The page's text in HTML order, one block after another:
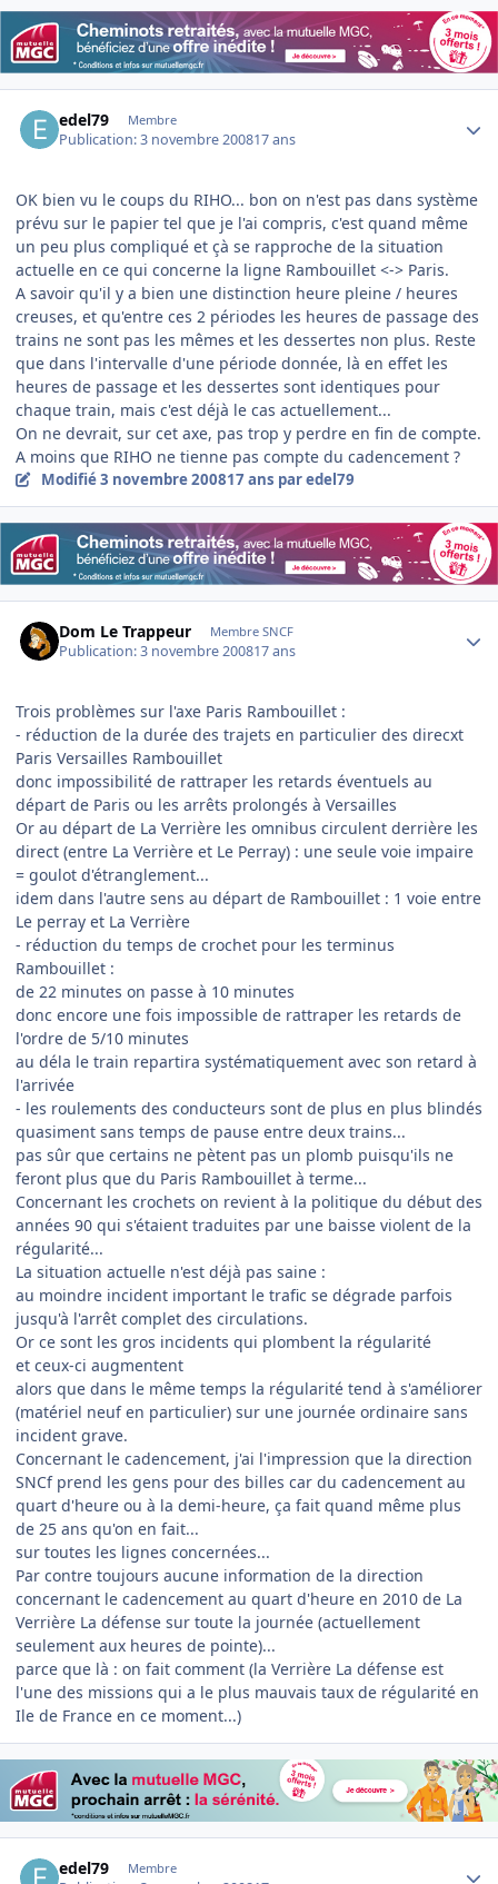
edel79 Membre
Publication:3 novembre 200817 ans
OK bien vu le coups du RIHO... bon on n'est pas dans système
prévu sur le papier tel que je l'ai compris, c'est quand même
un peu plus compliqué et çà se rapproche de la situation
actuelle en ce qui concerne la ligne Rambouillet <-> Paris.
A savoir qu'il y a bien une distinction heure pleine / heures
creuses, et qu'entre ces 2 périodes les heures de passage des
trains ne sont pas les mêmes et les dessertes non plus. Reste
que dans l'intervalle d'une période donnée, là en effet les
heures de passage et les dessertes sont identiques pour
chaque train, mais c'est déjà le cas actuellement...
On ne devrait, sur cet axe, pas trop y perdre en fin de compte.
A moins que RIHO ne tienne pas compte du cadencement ?
Modifié3 novembre 200817 ans par edel79
Dom Le Trappeur Membre SNCF
Publication:3 novembre 200817 ans
Trois problèmes sur l'axe Paris Rambouillet :
- réduction de la durée des trajets en particulier des direcxt
Paris Versailles Rambouillet
donc impossibilité de rattraper les retards éventuels au
départ de Paris ou les arrêts prolongés à Versailles
Or au départ de La Verrière les omnibus circulent derrière les
direct (entre La Verrière et Le Perray) : une seule voie impaire
= goulot d'étranglement...
idem dans l'autre sens au départ de Rambouillet : 1 voie entre
Le perray et La Verrière
- réduction du temps de crochet pour les terminus
Rambouillet :
de 22 minutes on passe à 10 minutes
donc encore une fois impossible de rattraper les retards de
l'ordre de 5/10 minutes
au déla le train repartira systématiquement avec son retard à
l'arrivée
- les roulements des conducteurs sont de plus en plus blindés
quasiment sans temps de pause entre deux trains...
pas sûr que certains ne pètent pas un plomb puisqu'ils ne
feront plus que du Paris Rambouillet à terme...
Concernant les crochets on revient à la politique du début des
années 90 qui s'étaient traduites par une baisse violent de la
régularité...
La situation actuelle n'est déjà pas saine :
au moindre incident important le trafic se dégrade parfois
jusqu'à l'arrêt complet des circulations.
Or ce sont les gros incidents qui plombent la régularité
et ceux-ci augmentent
alors que dans le même temps la régularité tend à s'améliorer
(matériel neuf en particulier) sur une journée ordinaire sans
incident grave.
Concernant le cadencement, j'ai l'impression que la direction
SNCf prend les gens pour des billes car du cadencement au
quart d'heure ou à la demi-heure, ça fait quand même plus
de 25 ans qu'on en fait...
sur toutes les lignes concernées...
Par contre toujours aucune information de la direction
concernant le cadencement au quart d'heure en 2010 de La
Verrière La défense sur toute la journée (actuellement
seulement aux heures de pointe)...
parce que là : on fait comment (la Verrière La défense est
l'une des missions qui a le plus mauvais taux de régularité en
Ile de France en ce moment...)
edel79 Membre